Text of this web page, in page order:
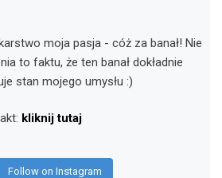
moja pasja - cóż za banał! Nie
to faktu, że ten banał dokładnie
stan mojego umysłu :)
kliknij tutaj
Follow on Instagram